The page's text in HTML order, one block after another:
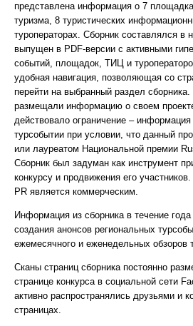
представлена информация о 7
туризма, 8 туристических
туроператорах. Сборник составлялся в
выпущен в PDF-версии с активными
событий, площадок, ТИЦ и
удобная навигация, позволяющая со
перейти на выбранный раздел
размещали информацию о своем
действовало ограничение –
турсобытии при условии, что данный
или лауреатом Национальной премии
Сборник был задуман как инструмент
конкурсу и продвижения его
PR является коммерческим.
Информация из сборника в течение
создания анонсов региональных
ежемесячного и еженедельных обзоров
Сканы страниц сборника постоянно
странице конкурса в социальной сети
активно распространялись друзьями и
страницах.